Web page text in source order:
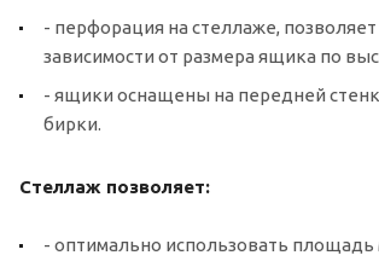
- перфорация на стеллаже,
зависимости от размера ящика по
- ящики оснащены на передней
бирки.
Стеллаж позволяет:
- оптимально использовать площадь